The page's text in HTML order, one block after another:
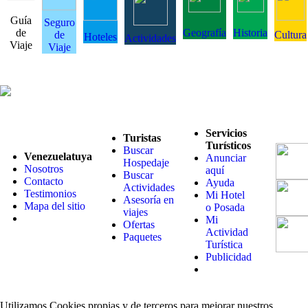
Guía
de
Viaje
Seguro
de
Viaje
Hoteles Actividades Geografía Historia Cultura
Venezuelatuya
Nosotros
Contacto
Testimonios
Mapa del sitio
Turistas
Buscar
Hospedaje
Buscar
Actividades
Asesoría en
viajes
Ofertas
Paquetes
Servicios
Turísticos
Anunciar
aquí
Ayuda
Mi Hotel
o Posada
Mi
Actividad
Turística
Publicidad
Utilizamos Cookies propias y de terceros para mejorar nuestros